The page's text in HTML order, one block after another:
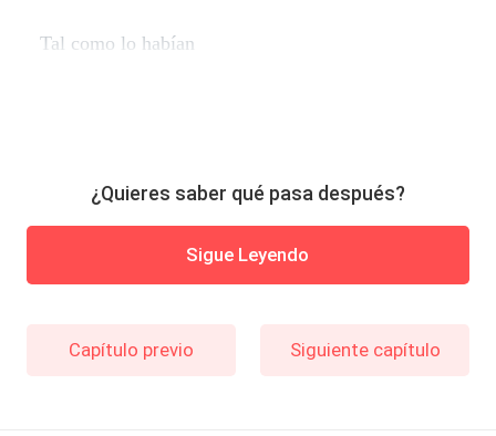
Tal como lo habían
¿Quieres saber qué pasa después?
Sigue Leyendo
Capítulo previo Siguiente capítulo